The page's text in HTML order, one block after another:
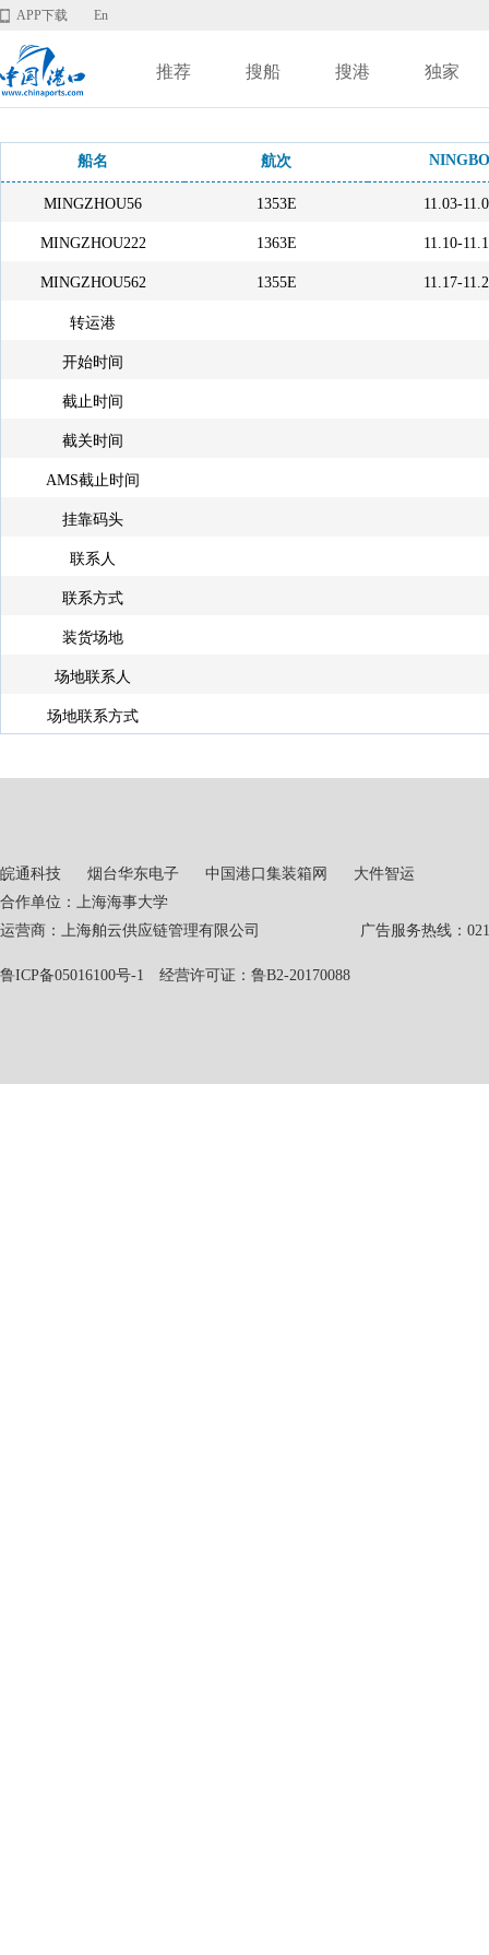
APP下载 En
推荐 搜船 搜港 独家
船名 航次 NINGBO
MINGZHOU56 1353E 11.03-
MINGZHOU222 1363E 11.10-
MINGZHOU562 1355E 11.17-
转运港
开始时间
截止时间
截关时间
AMS截止时间
挂靠码头
联系人
联系方式
装货场地
场地联系人
场地联系方式
皖通科技 烟台华东电子 中国港口集装箱网
大件智运
合作单位：上海海事大学
运营商：上海舶云供应链管理有限公司 广告服务热线：021-
鲁ICP备05016100号-1 经营许可证：鲁B2-20170088